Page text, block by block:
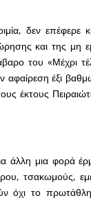
δεν
και της μη
του «Μέχρι
αφαίρεση έξι
έκτους
άλλη μια φορά
τσακωμούς,
όχι το